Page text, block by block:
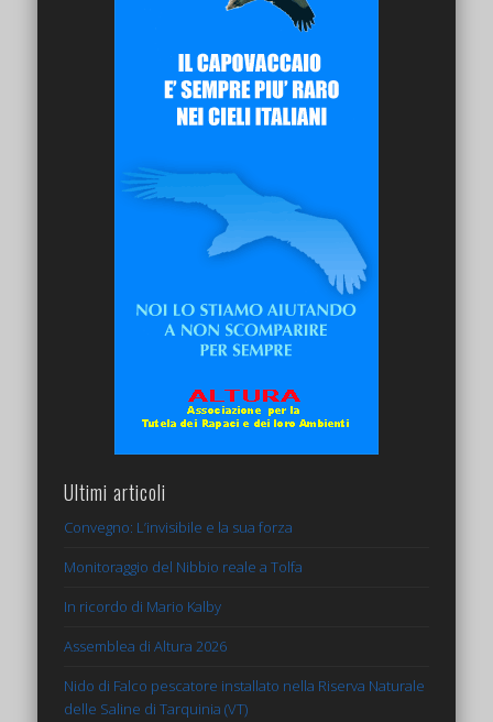
Ultimi articoli
Convegno: L’invisibile e la sua forza
Monitoraggio del Nibbio reale a Tolfa
In ricordo di Mario Kalby
Assemblea di Altura 2026
Nido di Falco pescatore installato nella Riserva Naturale
delle Saline di Tarquinia (VT)